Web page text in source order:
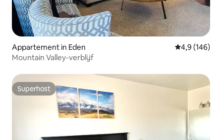
Appartement in Eden Gemiddelde
4,9 (146)
Mountain Valley-verblijf
Superhost
Superhost